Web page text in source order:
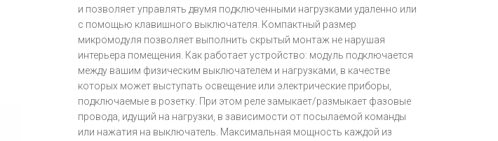
и позволяет управлять двумя подключенными нагрузками удаленно или
с помощью клавишного выключателя. Компактный размер
микромодуля позволяет выполнить скрытый монтаж не нарушая
интерьера помещения. Как работает устройство: модуль подключается
между вашим физическим выключателем и нагрузками, в качестве
которых может выступать освещение или электрические приборы,
подключаемые в розетку. При этом реле замыкает/размыкает фазовые
провода, идущий на нагрузки, в зависимости от посылаемой команды
или нажатия на выключатель. Максимальная мощность каждой из